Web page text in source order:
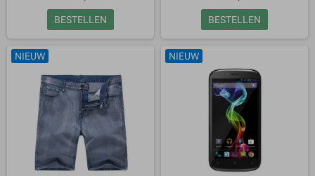
BESTELLEN BESTELLEN
NIEUW NIEUW